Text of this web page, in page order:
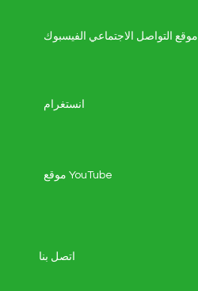
موقع التواصل الاجتماعي الفيسبوك
انستغرام
موقع YouTube
اتصل بنا